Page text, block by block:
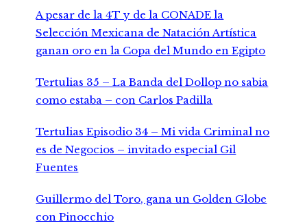
A pesar de la 4T y de la CONADE la
Selección Mexicana de Natación Artística
ganan oro en la Copa del Mundo en Egipto
Tertulias 35 – La Banda del Dollop no sabia
como estaba – con Carlos Padilla
Tertulias Episodio 34 – Mi vida Criminal no
es de Negocios – invitado especial Gil
Fuentes
Guillermo del Toro, gana un Golden Globe
con Pinocchio